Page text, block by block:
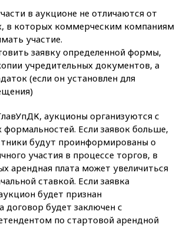
в аукционе не отличаются от
в которых коммерческим компаниям
участие.
заявку определенной формы,
учредительных документов, а
(если он установлен для
аукционы организуются с
Если заявок больше,
будут проинформированы о
участия в процессе торгов, в
арендная плата может увеличиться
ставкой. Если заявка
будет признан
договор будет заключен с
по стартовой арендной